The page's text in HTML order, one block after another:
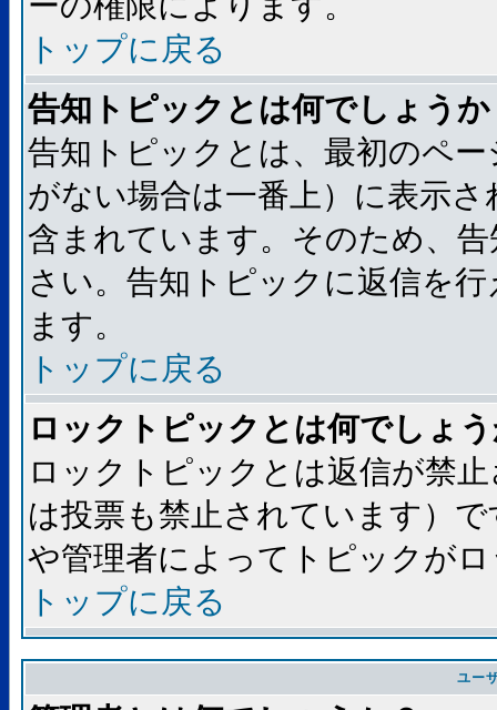
トップに戻る
告知トピックとは何でしょうか
告知トピックとは、最初のペ
がない場合は一番上）に表示
含まれています。そのため、
さい。告知トピックに返信を
ます。
トップに戻る
ロックトピックとは何でしょ
ロックトピックとは返信が禁
は投票も禁止されています）
や管理者によってトピックが
トップに戻る
ユー